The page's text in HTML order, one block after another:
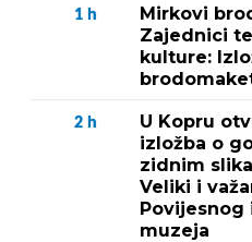
1 h
Mirkovi
Zajednici
kulture:
2 h
U Kopru
izložba o
zidnim
Veliki i
Povijesnog
muzeja